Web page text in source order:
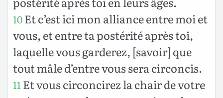
10Et c’est ici mon alliance entre moi et
vous, et entre ta postérité après toi,
laquelle vous garderez, [savoir] que
tout mâle d’entre vous sera circoncis.
11Et vous circoncirez la chair de votre